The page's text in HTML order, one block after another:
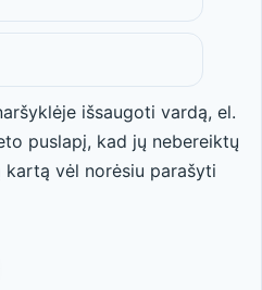
išsaugoti vardą, el.
puslapį, kad jų nebereiktų
vėl norėsiu parašyti